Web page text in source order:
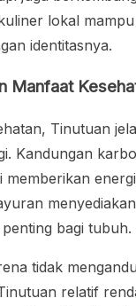
lokal
identitasnya.
Manfaat
Tinutuan
Kandungan
memberikan
bagi tubuh.
tidak
relatif